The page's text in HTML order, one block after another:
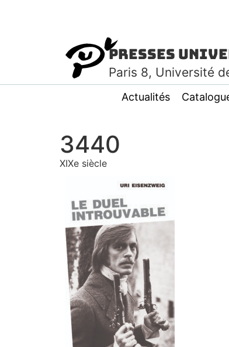
Presses
Paris 8, Université
Actualités
3440
XIXe siècle